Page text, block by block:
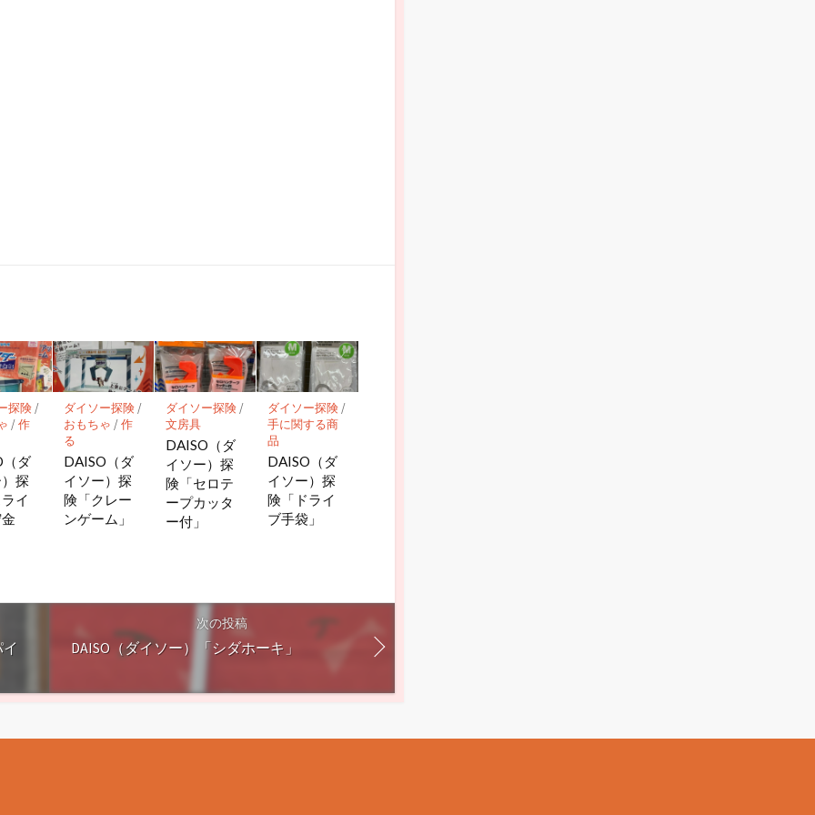
探険/
/作
（ダ
探
イ
ダイソー探険/
おもちゃ /作
る
DAISO（ダ
イソー）探
険「クレー
ンゲーム」
ダイソー探険/
文房具
DAISO（ダ
イソー）探
険「セロテ
ープカッタ
ー付」
ダイソー探険/
手に関する商
品
DAISO（ダ
イソー）探
険「ドライ
ブ手袋」
次の投稿
DAISO（ダイソー）「シダホーキ」